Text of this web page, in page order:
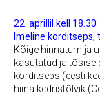
22. aprillil kell 18.30
Imeline korditseps,
Kõige hinnatum ja
kasutatud ja
korditseps (eesti
hiina kedristõlvik